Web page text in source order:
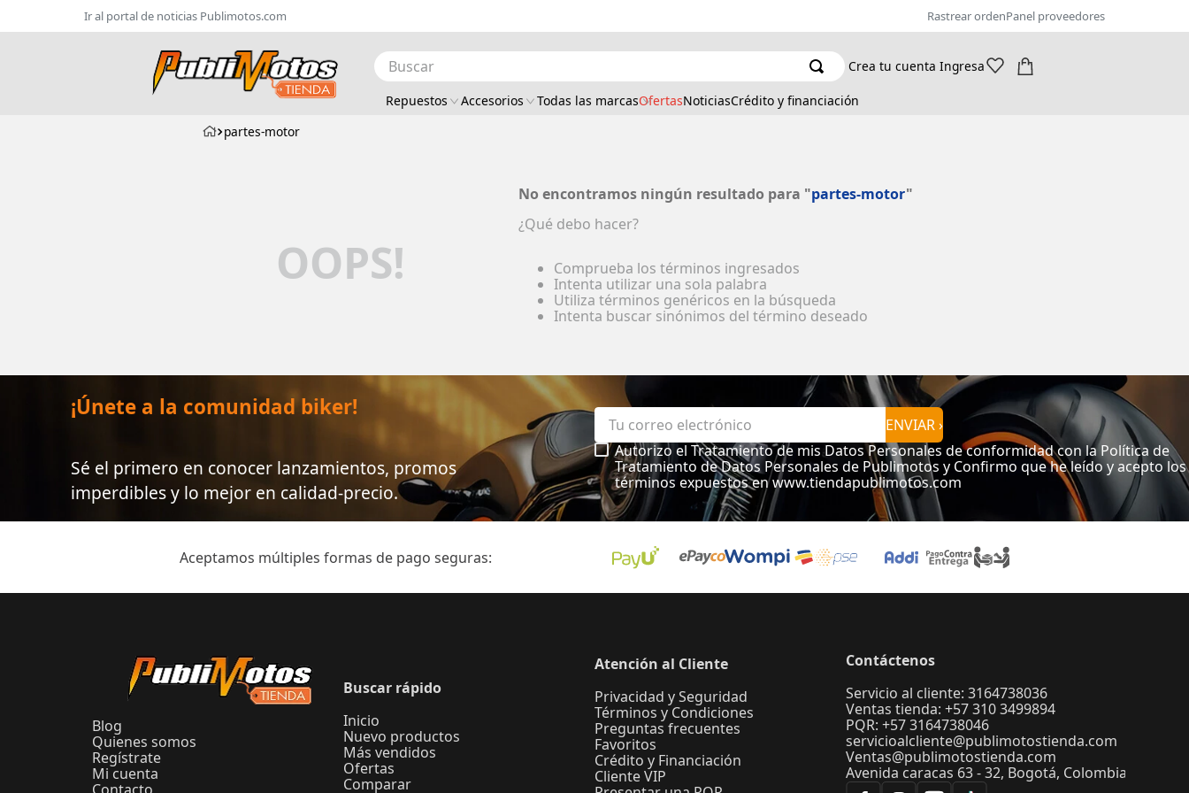
Ir al portal de noticias Publimotos.com Rastrear ordenPanel proveedores
Buscar Crea tu cuenta Ingresa
Repuestos Accesorios Todas las marcasOfertasNoticiasCrédito y financiación
partes-motor
OOPS!
No encontramos ningún resultado para "partes-motor"
¿Qué debo hacer?
Comprueba los términos ingresados
Intenta utilizar una sola palabra
Utiliza términos genéricos en la búsqueda
Intenta buscar sinónimos del término deseado
¡Únete a la comunidad biker!
Sé el primero en conocer lanzamientos, promos
imperdibles y lo mejor en calidad-precio.
ENVIAR ›
Autorizo el Tratamiento de mis Datos Personales de conformidad con la Política de
Tratamiento de Datos Personales de Publimotos y Confirmo que he leído y acepto los
términos expuestos en www.tiendapublimotos.com
Aceptamos múltiples formas de pago seguras:
Blog
Quienes somos
Regístrate
Mi cuenta
Buscar rápido
Inicio
Nuevo productos
Más vendidos
Ofertas
Comparar
Atención al Cliente
Privacidad y Seguridad
Términos y Condiciones
Preguntas frecuentes
Favoritos
Crédito y Financiación
Cliente VIP
Contáctenos
Servicio al cliente: 3164738036
Ventas tienda: +57 310 3499894
PQR: +57 3164738046
servicioalcliente@publimotostienda.com
Ventas@publimotostienda.com
Avenida caracas 63 - 32, Bogotá, Colombia